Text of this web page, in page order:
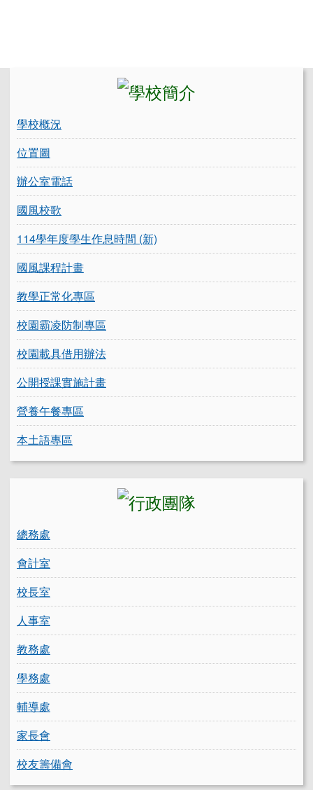
學校概況
位置圖
辦公室電話
國風校歌
114學年度學生作息時間 (新)
國風課程計畫
教學正常化專區
校園霸凌防制專區
校園載具借用辦法
公開授課實施計畫
營養午餐專區
本土語專區
總務處
會計室
校長室
人事室
教務處
學務處
輔導處
家長會
校友籌備會